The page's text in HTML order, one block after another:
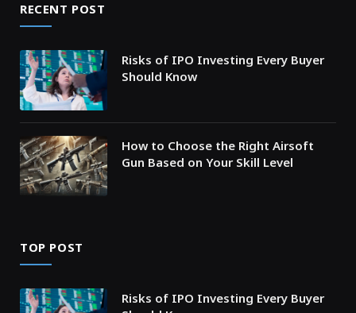
RECENT POST
Risks of IPO Investing Every Buyer
Should Know
How to Choose the Right Airsoft
Gun Based on Your Skill Level
TOP POST
Risks of IPO Investing Every Buyer